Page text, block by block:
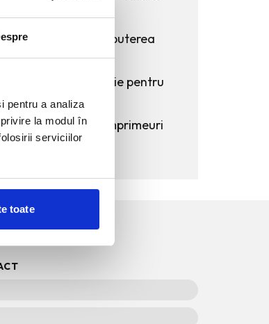
pentru a analiza
la modul în
serviciilor
toate
moda, studenti si puterea
elegante. Inspiratie pentru
impresionante imprimeuri